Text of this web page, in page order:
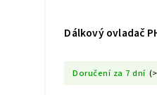
Dálkový ovladač
Doručení za 7 dní